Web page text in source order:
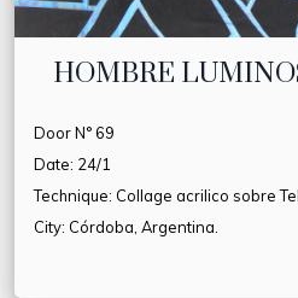
HOMBRE
Door N° 69
Date: 24/1
Technique: Collage acrilico sobre
City: Córdoba, Argentina.